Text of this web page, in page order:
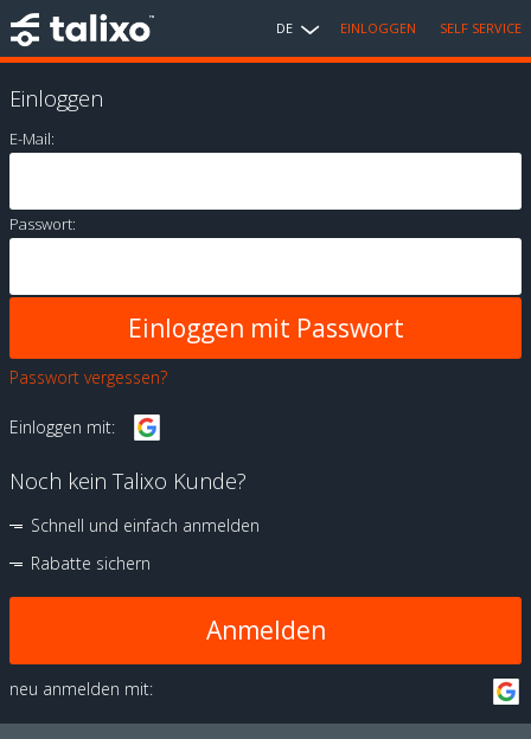
DE EINLOGGEN SELF SERVICE
Einloggen
E-Mail:
Passwort:
Passwort vergessen?
Einloggen mit:
Noch kein Talixo Kunde?
Schnell und einfach anmelden
Rabatte sichern
Anmelden
neu anmelden mit: